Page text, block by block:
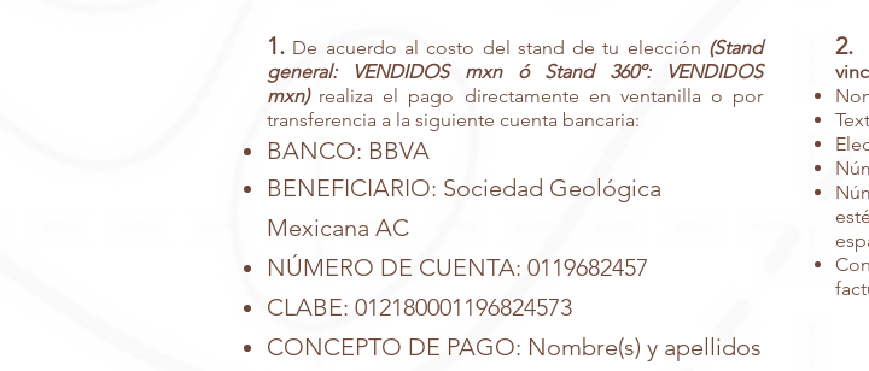
1. De acuerdo al costo del stand de tu elección (Stand
general: VENDIDOS mxn ó Stand 360º: VENDIDOS
mxn)realiza el pago directamente en ventanilla o por
transferencia a la siguiente cuenta bancaria:
BANCO: BBVA
BENEFICIARIO: Sociedad Geológica
Mexicana AC
NÚMERO DE CUENTA: 0119682457
CLABE: 012180001196824573
CONCEPTO DE PAGO: Nombre(s) y apellidos
2.